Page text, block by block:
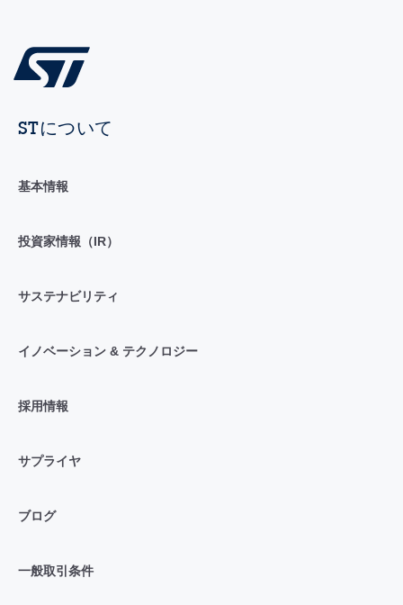
STについて
基本情報
投資家情報（IR）
サステナビリティ
イノベーション & テクノロジー
採用情報
サプライヤ
ブログ
一般取引条件